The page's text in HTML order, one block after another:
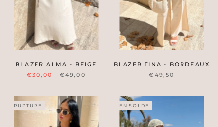
BLAZER ALMA - BEIGE
€30,00
€49,00
BLAZER TINA - BORDEAUX
€49,50
RUPTURE EN SOLDE